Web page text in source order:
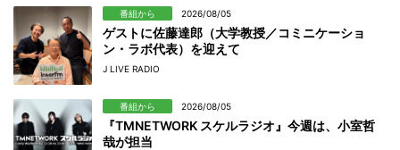
番組から 2026/08/05
ゲストに佐藤達郎（大学教授／コミニケーショ
ン・ラボ代表）を迎えて
J LIVE RADIO
番組から 2026/08/05
『TMNETWORK スケルラジオ』今週は、小室哲
哉が担当